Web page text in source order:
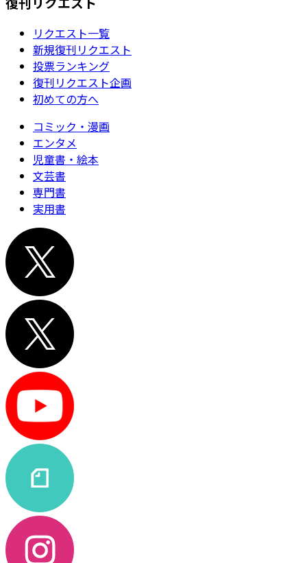
リクエスト一覧
新規復刊リクエスト
投票ランキング
復刊リクエスト企画
初めての方へ
コミック・漫画
エンタメ
児童書・絵本
文芸書
専門書
実用書